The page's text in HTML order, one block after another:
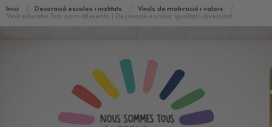
Inici Decoració escoles i instituts
Vinils de motivació i valors
Vinil educatiu Tots som diferents | Decoració escolar igualtat i diversitat